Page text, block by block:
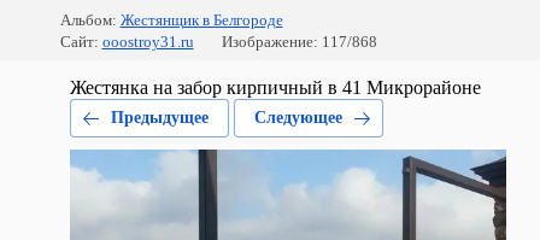
Альбом: Жестянщик в Белгороде
Сайт: ooostroy31.ru Изображение: 117/868
Жестянка на забор кирпичный в 41 Микрорайоне
Предыдущее Следующее